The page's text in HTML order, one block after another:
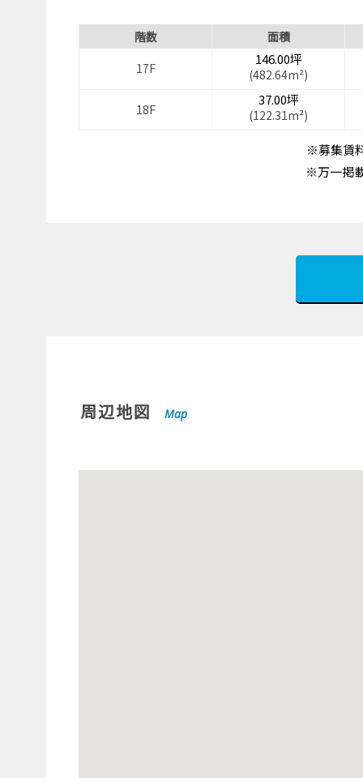
階数
面積
17F
146.00坪
(482.64m²)
18F
37.00坪
(122.31m²)
※募集賃
※万一掲
周辺地図 Map